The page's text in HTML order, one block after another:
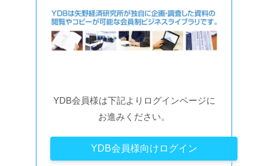
YDB会員様は下記よりログインページに
お進みください。
YDB会員様向けログイン